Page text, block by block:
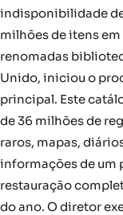
indisponibilidade de
milhões de itens
renomadas
Unido, iniciou o
principal. Este
de 36 milhões de
raros, mapas,
informações de um
restauração
do ano. O diretor